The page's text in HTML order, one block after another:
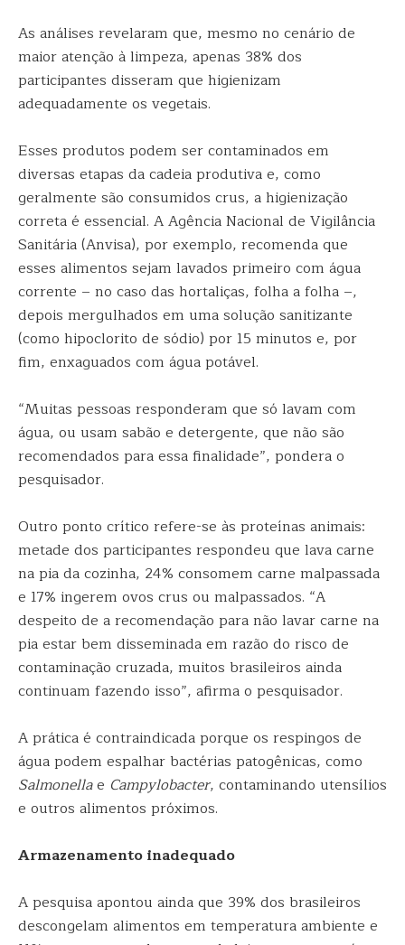
As análises revelaram que, mesmo no cenário de
maior atenção à limpeza, apenas 38% dos
participantes disseram que higienizam
adequadamente os vegetais.
Esses produtos podem ser contaminados em
diversas etapas da cadeia produtiva e, como
geralmente são consumidos crus, a higienização
correta é essencial. A Agência Nacional de Vigilância
Sanitária (Anvisa), por exemplo, recomenda que
esses alimentos sejam lavados primeiro com água
corrente – no caso das hortaliças, folha a folha –,
depois mergulhados em uma solução sanitizante
(como hipoclorito de sódio) por 15 minutos e, por
fim, enxaguados com água potável.
“Muitas pessoas responderam que só lavam com
água, ou usam sabão e detergente, que não são
recomendados para essa finalidade”, pondera o
pesquisador.
Outro ponto crítico refere-se às proteínas animais:
metade dos participantes respondeu que lava carne
na pia da cozinha, 24% consomem carne malpassada
e 17% ingerem ovos crus ou malpassados. “A
despeito de a recomendação para não lavar carne na
pia estar bem disseminada em razão do risco de
contaminação cruzada, muitos brasileiros ainda
continuam fazendo isso”, afirma o pesquisador.
A prática é contraindicada porque os respingos de
água podem espalhar bactérias patogênicas, como
Salmonellae Campylobacter, contaminando utensílios
e outros alimentos próximos.
Armazenamento inadequado
A pesquisa apontou ainda que 39% dos brasileiros
descongelam alimentos em temperatura ambiente e